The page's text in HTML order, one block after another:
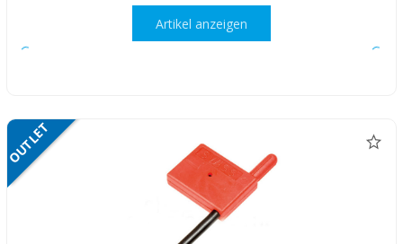
Artikel anzeigen
NETTO
OUTLET